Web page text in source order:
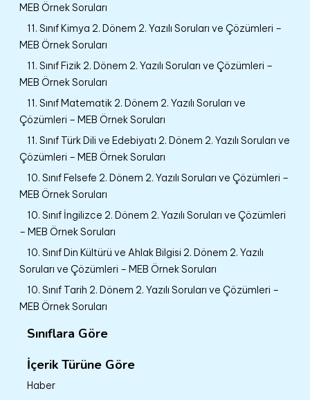
MEB Örnek Soruları
11. Sınıf Kimya 2. Dönem 2. Yazılı Soruları ve Çözümleri –
MEB Örnek Soruları
11. Sınıf Fizik 2. Dönem 2. Yazılı Soruları ve Çözümleri –
MEB Örnek Soruları
11. Sınıf Matematik 2. Dönem 2. Yazılı Soruları ve
Çözümleri – MEB Örnek Soruları
11. Sınıf Türk Dili ve Edebiyatı 2. Dönem 2. Yazılı Soruları ve
Çözümleri – MEB Örnek Soruları
10. Sınıf Felsefe 2. Dönem 2. Yazılı Soruları ve Çözümleri –
MEB Örnek Soruları
10. Sınıf İngilizce 2. Dönem 2. Yazılı Soruları ve Çözümleri
– MEB Örnek Soruları
10. Sınıf Din Kültürü ve Ahlak Bilgisi 2. Dönem 2. Yazılı
Soruları ve Çözümleri – MEB Örnek Soruları
10. Sınıf Tarih 2. Dönem 2. Yazılı Soruları ve Çözümleri –
MEB Örnek Soruları
Sınıflara Göre
İçerik Türüne Göre
Haber